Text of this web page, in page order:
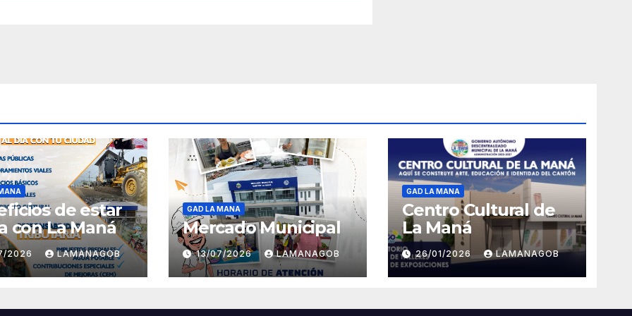
de estar
con La Maná
2026 LAMANAGOB
GAD LA MANA
Mercado Municipal
13/07/2026 LAMANAGOB
GAD LA MANA
Centro Cultural de
La Maná
26/01/2026 LAMANAGOB